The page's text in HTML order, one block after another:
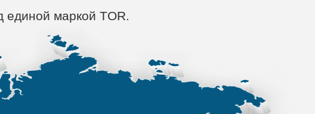
единой маркой TOR.